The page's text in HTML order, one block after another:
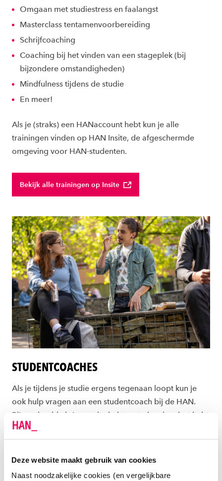
Deze website maakt gebruik van cookies
Naast noodzakelijke cookies (en vergelijkbare
Omgaan met studiestress en faalangst
Masterclass tentamenvoorbereiding
Schrijfcoaching
Coaching bij het vinden van een stageplek (bij
bijzondere omstandigheden)
Mindfulness tijdens de studie
En meer!
Als je (straks) een HANaccount hebt kun je alle
trainingen vinden op HAN Insite, de afgeschermde
omgeving voor HAN-studenten.
Bekijk alle trainingen op Insite
STUDENTCOACHES
Als je tijdens je studie ergens tegenaan loopt kun je
ook hulp vragen aan een studentcoach bij de HAN.
Bijvoorbeeld als je moeite hebt met planning, last hebt
van prestatiedruk of studeert met ADHD of autisme. Je
wordt dan gekoppeld aan een HANstudent die
getraind is om jou te kunnen coachen bij jouw vraag.